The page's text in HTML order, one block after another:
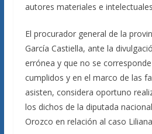
autores materiales e
El procurador general de la
García Castiella, ante la
errónea y que no se
cumplidos y en el marco de las
asisten, considera oportuno
los dichos de la diputada
Orozco en relación al caso